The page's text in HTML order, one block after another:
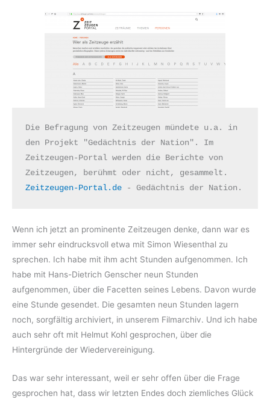
Die Befragung von Zeitzeugen mündete u.a. in
den Projekt "Gedächtnis der Nation". Im
Zeitzeugen-Portal werden die Berichte von
Zeitzeugen-Portal.de - Gedächtnis der Nation.
Wenn ich jetzt an prominente Zeitzeugen denke, dann war es
immer sehr eindrucksvoll etwa mit Simon Wiesenthal zu
sprechen. Ich habe mit ihm acht Stunden aufgenommen. Ich
habe mit Hans-Dietrich Genscher neun Stunden
aufgenommen, über die Facetten seines Lebens. Davon wurde
eine Stunde gesendet. Die gesamten neun Stunden lagern
noch, sorgfältig archiviert, in unserem Filmarchiv. Und ich habe
auch sehr oft mit Helmut Kohl gesprochen, über die
Hintergründe der Wiedervereinigung.
Das war sehr interessant, weil er sehr offen über die Frage
gesprochen hat, dass wir letzten Endes doch ziemliches Glück